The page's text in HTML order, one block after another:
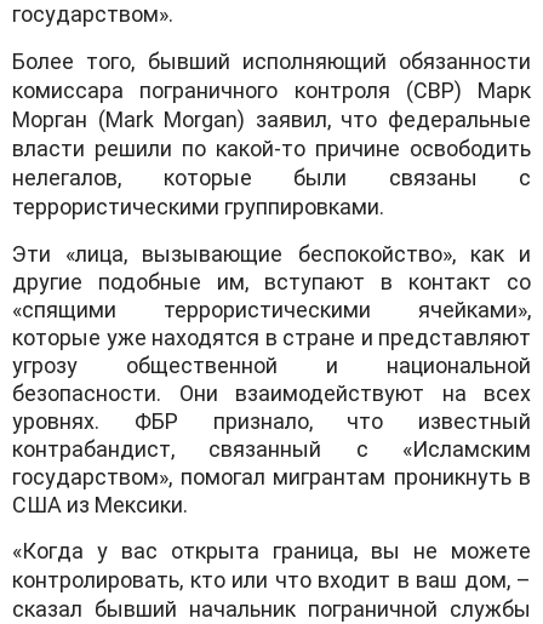
государством».
Более того, бывший исполняющий обязанности
комиссара пограничного контроля (CBP) Марк
Морган (Mark Morgan) заявил, что федеральные
власти решили по какой-то причине освободить
нелегалов, которые были связаны с
террористическими группировками.
Эти «лица, вызывающие беспокойство», как и
другие подобные им, вступают в контакт со
«спящими террористическими ячейками»,
которые уже находятся в стране и представляют
угрозу общественной и национальной
безопасности. Они взаимодействуют на всех
уровнях. ФБР признало, что известный
контрабандист, связанный с «Исламским
государством», помогал мигрантам проникнуть в
США из Мексики.
«Когда у вас открыта граница, вы не можете
контролировать, кто или что входит в ваш дом, –
сказал бывший начальник пограничной службы